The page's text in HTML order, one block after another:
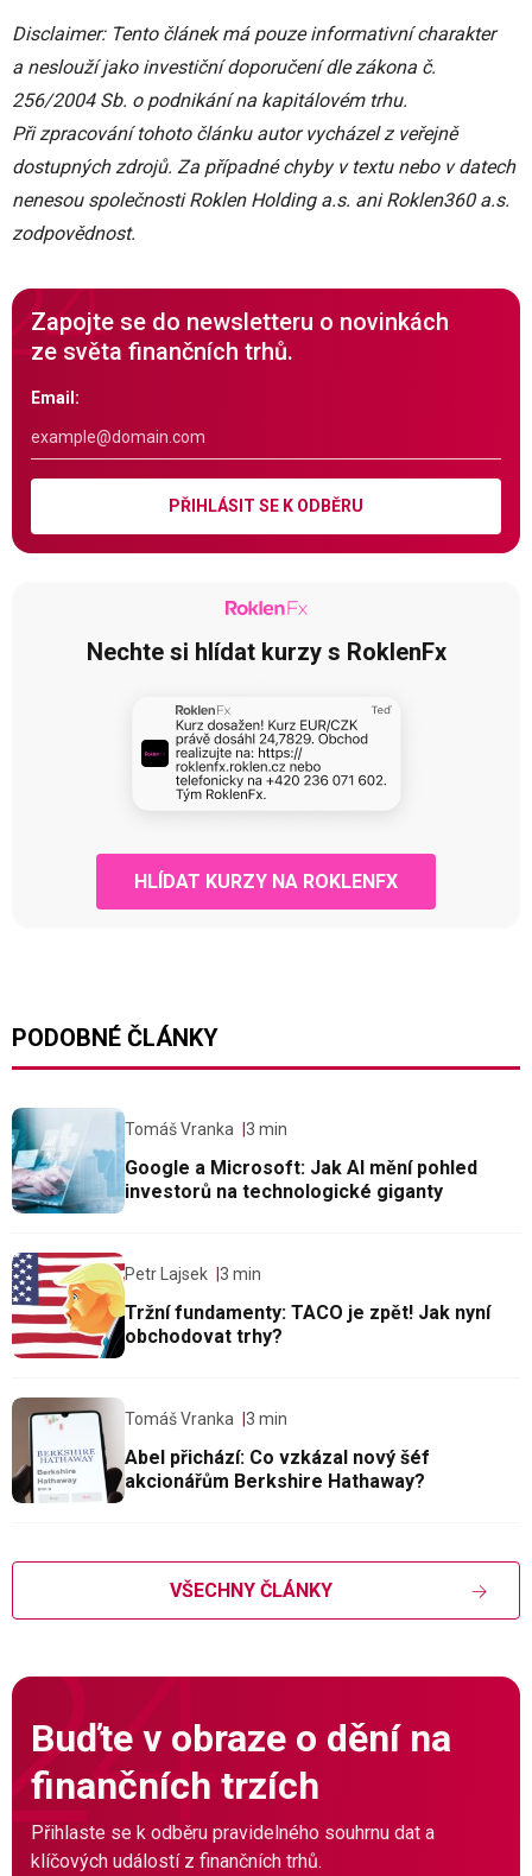
Disclaimer: Tento článek má pouze informativní charakter
a neslouží jako investiční doporučení dle zákona č.
256/2004 Sb. o podnikání na kapitálovém trhu.
Při zpracování tohoto článku autor vycházel z veřejně
dostupných zdrojů. Za případné chyby v textu nebo v datech
nenesou společnosti Roklen Holding a.s. ani Roklen360 a.s.
zodpovědnost.
Zapojte se do newsletteru o novinkách
ze světa finančních trhů.
Email:
PŘIHLÁSIT SE K ODBĚRU
Nechte si hlídat kurzy s RoklenFx
HLÍDAT KURZY NA ROKLENFX
PODOBNÉ ČLÁNKY
Tomáš Vranka 3 min
Google a Microsoft: Jak AI mění pohled
investorů na technologické giganty
Petr Lajsek 3 min
Tržní fundamenty: TACO je zpět! Jak nyní
obchodovat trhy?
Tomáš Vranka 3 min
Abel přichází: Co vzkázal nový šéf
akcionářům Berkshire Hathaway?
VŠECHNY ČLÁNKY
Buďte v obraze o dění na
finančních trzích
Přihlaste se k odběru pravidelného souhrnu dat a
klíčových událostí z finančních trhů.